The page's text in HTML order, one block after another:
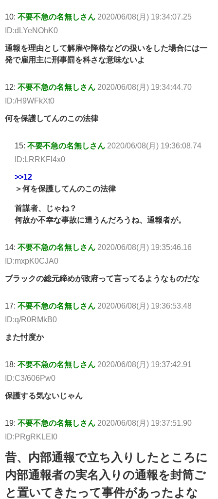
10: 不要不急の名無しさん 2020/06/08(月) 19:34:07.25
ID:dLYeNOhK0
通報を理由として解雇や降格などの扱いをした場合には一
発で雇用主に刑事罰を科さな意味ないよ
12: 不要不急の名無しさん 2020/06/08(月) 19:34:44.70
ID:/H9WFkXt0
何を保護してんのこの法律
15: 不要不急の名無しさん 2020/06/08(月) 19:36:08.74
ID:LRRKFl4x0
>>12
＞何を保護してんのこの法律
首謀者、じゃね？
何故か不幸な事故に遭うんだろうね、通報者が。
14: 不要不急の名無しさん 2020/06/08(月) 19:35:46.16
ID:mxpK0CJA0
ブラックの総元締めが政府って言ってるようなものだな
17: 不要不急の名無しさん 2020/06/08(月) 19:36:53.48
ID:q/R0RMkB0
また忖度か
18: 不要不急の名無しさん 2020/06/08(月) 19:37:42.91
ID:C3/606Pw0
保護する気ないじゃん
19: 不要不急の名無しさん 2020/06/08(月) 19:37:51.90
ID:PRgRKLEI0
昔、内部通報で立ち入りしたところに
内部通報者の実名入りの通報を封筒ご
と置いてきたって事件があったよな